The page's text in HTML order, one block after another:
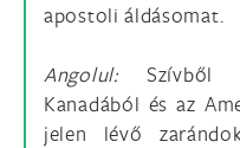
apostoli áldásomat.
Angolul:Szívből
Kanadából és az
jelen lévő